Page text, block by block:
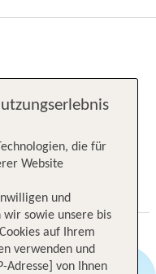
7 TUI Service
die für
Website
und
wir sowie unsere bis
auf Ihrem
verwenden und
Adresse] von Ihnen